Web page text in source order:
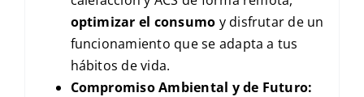
optimizar el consumo y disfrutar de un
funcionamiento que se adapta a tus
hábitos de vida.
Compromiso Ambiental y de Futuro: